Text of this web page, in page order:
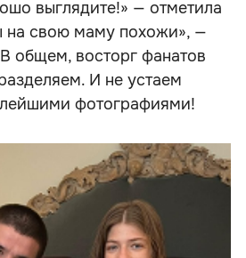
выглядите!» — отметила
на свою маму похожи», —
общем, восторг фанатов
И не устаем
фотографиями!